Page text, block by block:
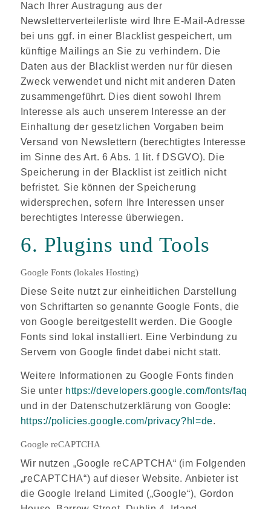
Nach Ihrer Austragung aus der
Newsletterverteilerliste wird Ihre E-Mail-Adresse
bei uns ggf. in einer Blacklist gespeichert, um
künftige Mailings an Sie zu verhindern. Die
Daten aus der Blacklist werden nur für diesen
Zweck verwendet und nicht mit anderen Daten
zusammengeführt. Dies dient sowohl Ihrem
Interesse als auch unserem Interesse an der
Einhaltung der gesetzlichen Vorgaben beim
Versand von Newslettern (berechtigtes Interesse
im Sinne des Art. 6 Abs. 1 lit. f DSGVO). Die
Speicherung in der Blacklist ist zeitlich nicht
befristet. Sie können der Speicherung
widersprechen, sofern Ihre Interessen unser
berechtigtes Interesse überwiegen.
6. Plugins und Tools
Google Fonts (lokales Hosting)
Diese Seite nutzt zur einheitlichen Darstellung
von Schriftarten so genannte Google Fonts, die
von Google bereitgestellt werden. Die Google
Fonts sind lokal installiert. Eine Verbindung zu
Servern von Google findet dabei nicht statt.
Weitere Informationen zu Google Fonts finden
Sie unter https://developers.google.com/fonts/faq
und in der Datenschutzerklärung von Google:
https://policies.google.com/privacy?hl=de.
Google reCAPTCHA
Wir nutzen „Google reCAPTCHA“ (im Folgenden
„reCAPTCHA“) auf dieser Website. Anbieter ist
die Google Ireland Limited („Google“), Gordon